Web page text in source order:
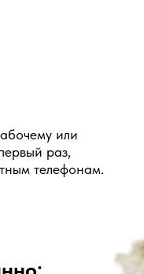
или
раз,
телефонам.